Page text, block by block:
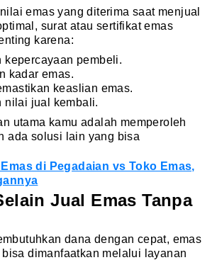
emas yang diterima saat menjual
surat atau sertifikat emas
karena:
kepercayaan pembeli.
kadar emas.
keaslian emas.
nilai jual kembali.
utama kamu adalah memperoleh
ada solusi lain yang bisa
di Pegadaian vs Toko Emas,
Jual Emas Tanpa
dana dengan cepat, emas
dimanfaatkan melalui layanan